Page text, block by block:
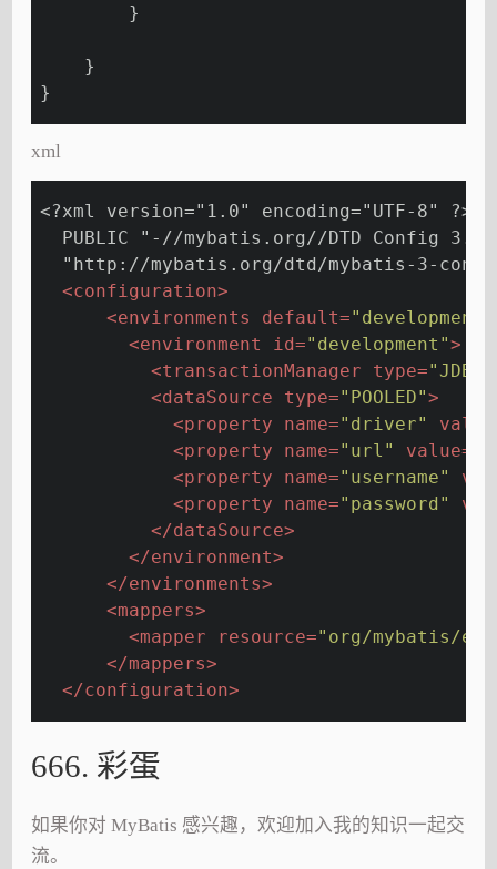
        }
    }
}
xml
<?xml version="1.0" encoding="UTF-8" ?>
PUBLIC "-//mybatis.org//DTD Config
"http://mybatis.org/dtd/mybatis-3-
<configuration>
<environments default="development"
<environment id="development">
<transactionManager type="JDBC"
<dataSource type="POOLED">
<property name="driver" value
<property name="url" value=
<property name="username"
<property name="password"
</dataSource>
</environment>
</environments>
<mappers>
<mapper resource="org/mybatis/
</mappers>
</configuration>
666. 彩蛋
如果你对 MyBatis 感兴趣，欢迎加入我的知识一起交
流。